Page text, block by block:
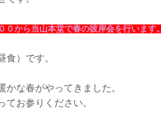
０から当山本堂で春の彼岸会を行います。
食）です。
かな春がやってきました。
てお参りください。